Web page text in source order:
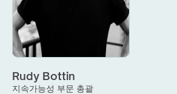
Rudy Bottin
지속가능성 부문 총괄